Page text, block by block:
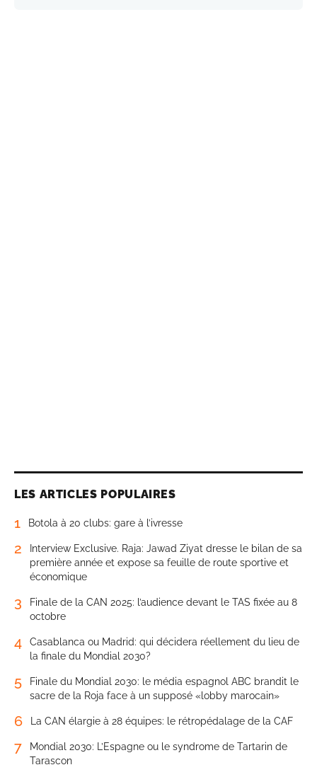
LES ARTICLES POPULAIRES
1 Botola à 20 clubs: gare à l’ivresse
2
Interview Exclusive. Raja: Jawad Ziyat dresse le bilan de sa
première année et expose sa feuille de route sportive et
économique
3
Finale de la CAN 2025: l’audience devant le TAS fixée au 8
octobre
4
Casablanca ou Madrid: qui décidera réellement du lieu de
la finale du Mondial 2030?
5
Finale du Mondial 2030: le média espagnol ABC brandit le
sacre de la Roja face à un supposé «lobby marocain»
6 La CAN élargie à 28 équipes: le rétropédalage de la CAF
7
Mondial 2030: L’Espagne ou le syndrome de Tartarin de
Tarascon